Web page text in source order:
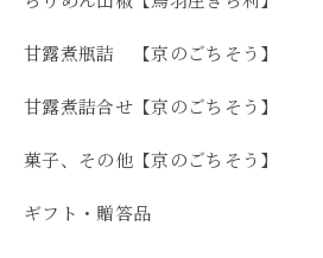
甘露煮瓶詰 【京のごちそう】
甘露煮詰合せ【京のごちそう】
菓子、その他【京のごちそう】
ギフト・贈答品